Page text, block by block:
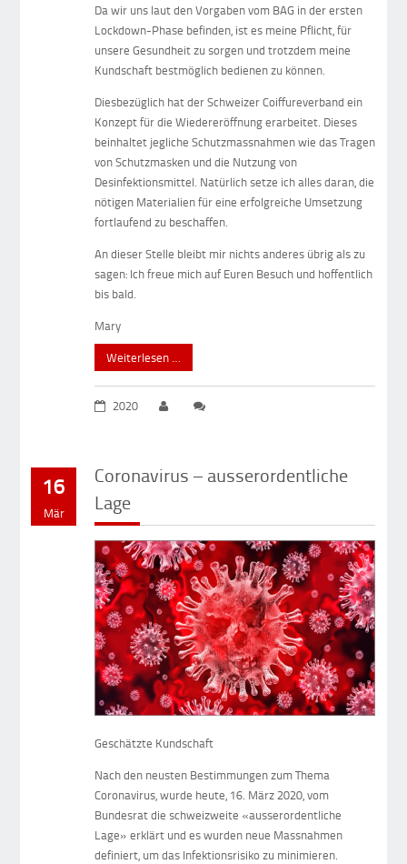
Da wir uns laut den Vorgaben vom BAG in der ersten
Lockdown-Phase befinden, ist es meine Pflicht, für
unsere Gesundheit zu sorgen und trotzdem meine
Kundschaft bestmöglich bedienen zu können.
Diesbezüglich hat der Schweizer Coiffureverband ein
Konzept für die Wiedereröffnung erarbeitet. Dieses
beinhaltet jegliche Schutzmassnahmen wie das Tragen
von Schutzmasken und die Nutzung von
Desinfektionsmittel. Natürlich setze ich alles daran, die
nötigen Materialien für eine erfolgreiche Umsetzung
fortlaufend zu beschaffen.
An dieser Stelle bleibt mir nichts anderes übrig als zu
sagen: Ich freue mich auf Euren Besuch und hoffentlich
bis bald.
Mary
Weiterlesen …
2020
16
Mär
Coronavirus – ausserordentliche
Lage
Geschätzte Kundschaft
Nach den neusten Bestimmungen zum Thema
Coronavirus, wurde heute, 16. März 2020, vom
Bundesrat die schweizweite «ausserordentliche
Lage» erklärt und es wurden neue Massnahmen
definiert, um das Infektionsrisiko zu minimieren.